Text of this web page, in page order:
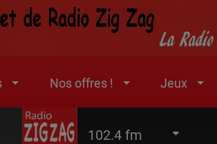
Nos offres ! Jeux
102.4 fm